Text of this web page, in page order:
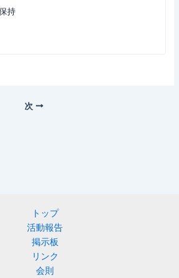
持
次
トップ
活動報告
掲示板
リンク
会則